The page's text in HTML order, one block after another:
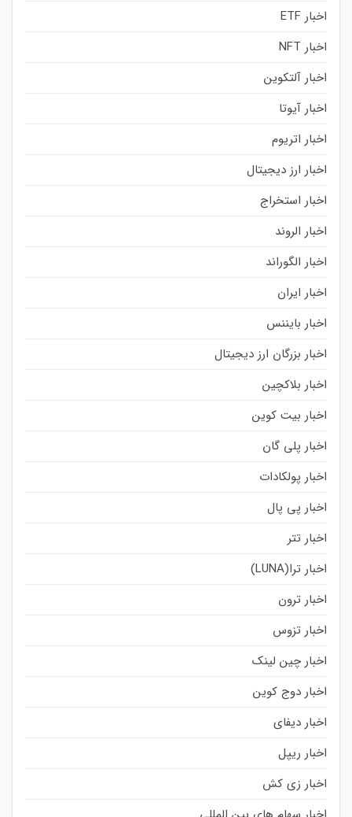
اخبار ETF
اخبار NFT
اخبار آلتکوین
اخبار آیوتا
اخبار اتریوم
اخبار ارز دیجیتال
اخبار استخراج
اخبار الروند
اخبار الگوراند
اخبار ایران
اخبار بایننس
اخبار بزرگان ارز دیجیتال
اخبار بلاکچین
اخبار بیت کوین
اخبار پلی گان
اخبار پولکادات
اخبار پی پال
اخبار تتر
اخبار ترا(LUNA)
اخبار ترون
اخبار تزوس
اخبار چین لینک
اخبار دوج کوین
اخبار دیفای
اخبار ریپل
اخبار زی کش